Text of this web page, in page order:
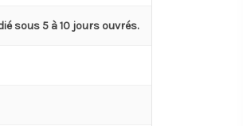
sous 5 à 10 jours ouvrés.